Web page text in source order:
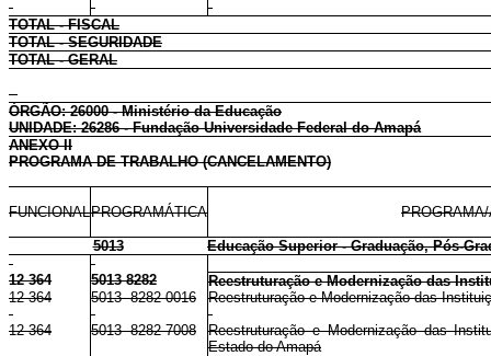
TOTAL - FISCAL
TOTAL - SEGURIDADE
TOTAL - GERAL
ÓRGÃO: 26000 - Ministério da Educação
UNIDADE: 26286 - Fundação Universidade Federal do Amapá
ANEXO II
PROGRAMA DE TRABALHO (CANCELAMENTO)
FUNCIONALPROGRAMÁTICA
5013 Educação Superior - Graduação, Pós-
12 364 5013 8282
Reestruturação e Modernização das
12 364
5013 8282 0016
Reestruturação e Modernização das
12 364
5013 8282 7008
Reestruturação e Modernização das
Estado do Amapá